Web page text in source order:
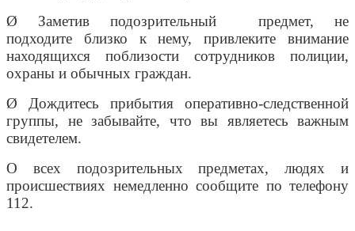
Ø Заметив подозрительный предмет, не
подходите близко к нему, привлеките внимание
находящихся поблизости сотрудников полиции,
охраны и обычных граждан.
Ø Дождитесь прибытия оперативно-следственной
группы, не забывайте, что вы являетесь важным
свидетелем.
О всех подозрительных предметах, людях и
происшествиях немедленно сообщите по телефону
112.